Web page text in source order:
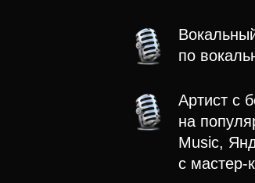
по
Артист с
на
Music,
с мастер-